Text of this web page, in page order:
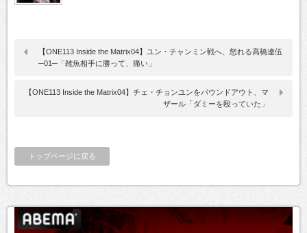
【ONE113 Inside the Matrix04】ユン・チャンミン戦へ、怒れる高橋遼伍
─01─「雑魚相手に勝って、痛い」
【ONE113 Inside the Matrix04】チェ・チョンユンをパウンドアウト、マ
ザール「ダミーを殴っていた」
トップページに戻る